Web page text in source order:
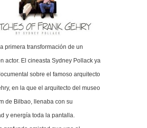
primera transformación de un
actor. El cineasta Sydney Pollack ya
sobre el famoso arquitecto
en la que el arquitecto del museo
de Bilbao, llenaba con su
y energía toda la pantalla.